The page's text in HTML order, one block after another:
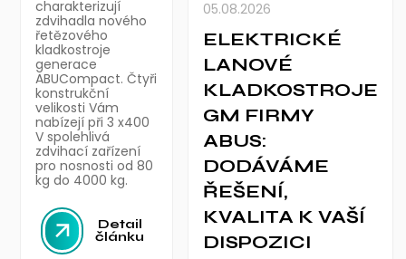
charakterizují
zdvihadla nového
řetězového
kladkostroje
generace
ABUCompact. Čtyři
konstrukční
velikosti Vám
nabízejí při 3 x400
V spolehlivá
zdvihací zařízení
pro nosnosti od 80
kg do 4000 kg.
Detail
článku
05.08.2026
ELEKTRICKÉ
LANOVÉ
KLADKOSTROJE
GM FIRMY
ABUS:
DODÁVÁME
ŘEŠENÍ,
KVALITA K VAŠÍ
DISPOZICI